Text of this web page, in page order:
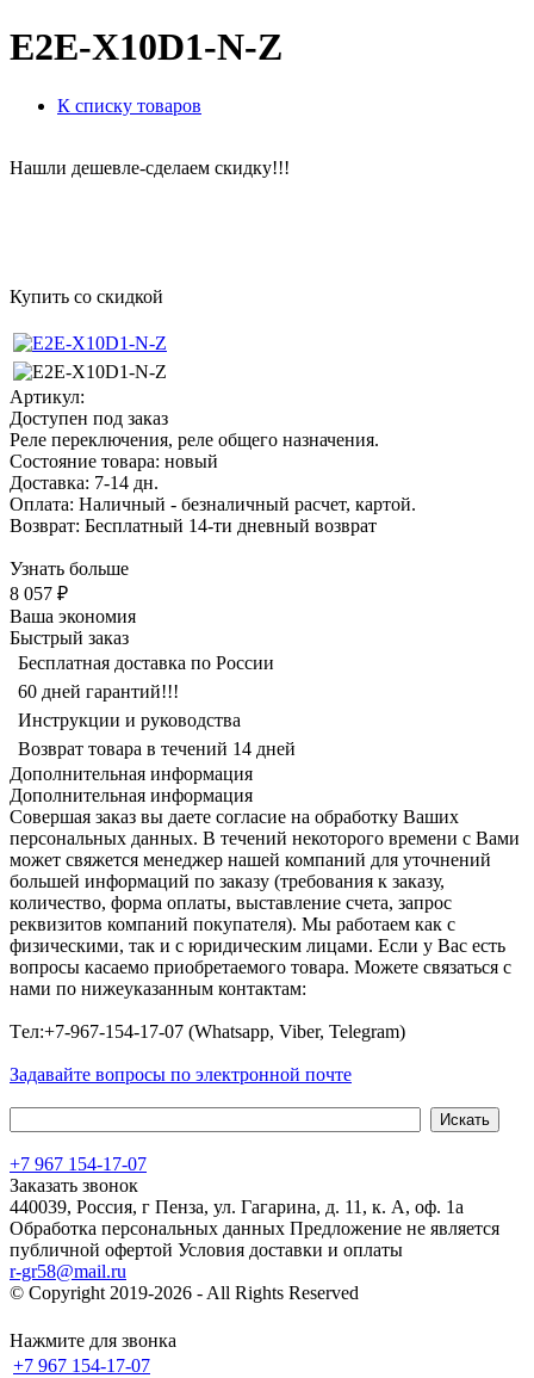
E2E-X10D1-N-Z
К списку товаров
Нашли дешевле-сделаем скидку!!!
Купить со скидкой
Артикул:
Доступен под заказ
Реле переключения, реле общего назначения.
Состояние товара: новый
Доставка: 7-14 дн.
Оплата: Наличный - безналичный расчет, картой.
Возврат: Бесплатный 14-ти дневный возврат
Узнать больше
8 057 ₽
Ваша экономия
Быстрый заказ
Бесплатная доставка по России
60 дней гарантий!!!
Инструкции и руководства
Возврат товара в течений 14 дней
Дополнительная информация
Дополнительная информация
Совершая заказ вы даете согласие на обработку Ваших
персональных данных. В течений некоторого времени с Вами
может свяжется менеджер нашей компаний для уточнений
большей информаций по заказу (требования к заказу,
количество, форма оплаты, выставление счета, запрос
реквизитов компаний покупателя). Мы работаем как с
физическими, так и с юридическим лицами. Если у Вас есть
вопросы касаемо приобретаемого товара. Можете связаться с
нами по нижеуказанным контактам:
Tел:+7-967-154-17-07 (Whatsapp, Viber, Telegram)
Задавайте вопросы по электронной почте
+7 967 154-17-07
Заказать звонок
440039, Россия, г Пенза, ул. Гагарина, д. 11, к. А, оф. 1а
Обработка персональных данных Предложение не является
публичной офертой Условия доставки и оплаты
r-gr58@mail.ru
© Copyright 2019-2026 - All Rights Reserved
Нажмите для звонка
+7 967 154-17-07